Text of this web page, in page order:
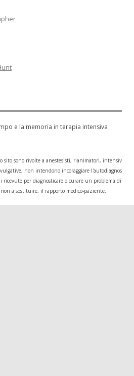
e la memoria in terapia intensiva
sito sono rivolte a anestesisti, rianimatori,
non intendono incoraggiare l'autodiagnosi o
per diagnosticare o curare un problema di
a sostituire, il rapporto medico-paziente.